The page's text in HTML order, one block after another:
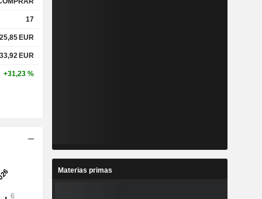
17
25,85 EUR
33,92 EUR
+31,23 %
Materias primas